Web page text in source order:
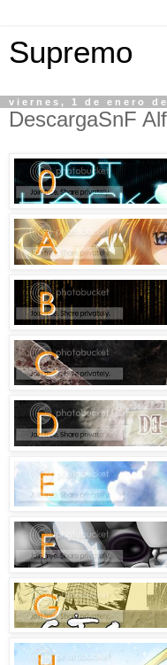
Supremo
viernes, 1 de enero de
DescargaSnF